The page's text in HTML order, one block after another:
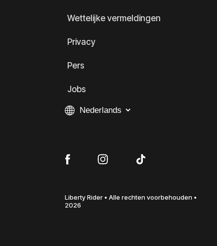
Wettelijke vermeldingen
Privacy
Pers
Jobs
Liberty Rider • Alle rechten voorbehouden •
2026